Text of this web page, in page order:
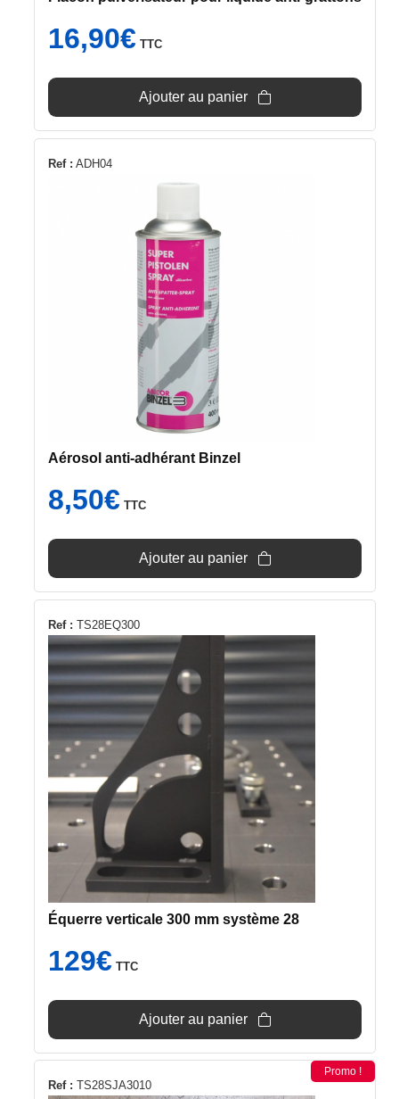
16,90€ TTC
Ajouter au panier
Ref : ADH04
Aérosol anti-adhérant Binzel
8,50€ TTC
Ajouter au panier
Ref : TS28EQ300
Équerre verticale 300 mm système 28
129€ TTC
Ajouter au panier
Ref : TS28SJA3010
Promo !